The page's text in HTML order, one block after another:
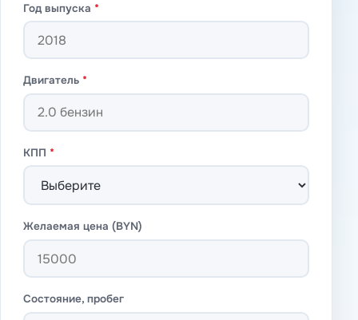
Год выпуска *
Двигатель *
КПП *
Желаемая цена (BYN)
Состояние, пробег